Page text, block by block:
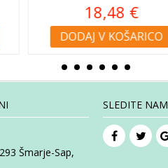
18,48 €
DODAJ V KOŠARICO
Šmarje-Sap,
SLEDITE NAM